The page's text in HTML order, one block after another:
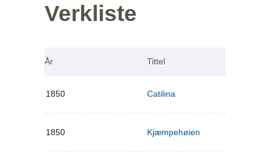
Verkliste
År Tittel
1850 Catilina
1850 Kjæmpehøien